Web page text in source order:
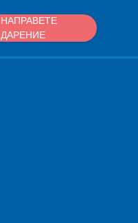
НАПРАВЕТЕ
ДАРЕНИЕ